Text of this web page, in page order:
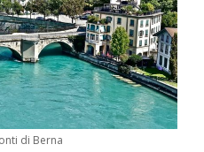
di Berna